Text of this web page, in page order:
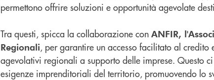
permettono offrire soluzioni e opportunità agevolate
Tra questi, spicca la collaborazione con ANFIR,
Regionali, per garantire un accesso facilitato al
agevolativi regionali a supporto delle imprese. Questo
esigenze imprenditoriali del territorio, promuovendo lo